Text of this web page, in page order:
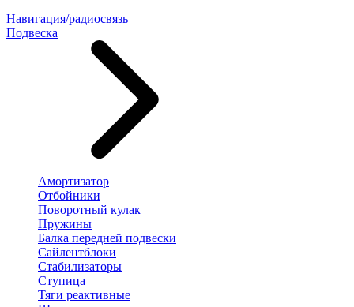
Навигация/радиосвязь
Подвеска
Амортизатор
Отбойники
Поворотный кулак
Пружины
Балка передней подвески
Сайлентблоки
Стабилизаторы
Ступица
Тяги реактивные